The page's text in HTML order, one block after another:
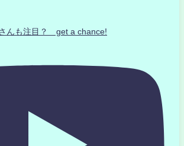
んも注目？ get a chance!